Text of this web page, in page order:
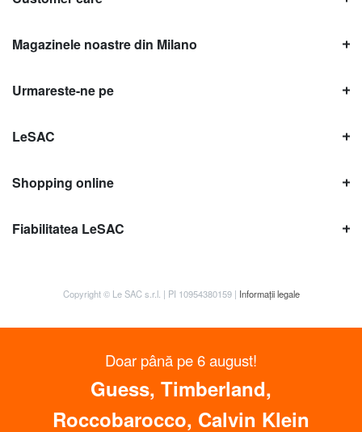
Magazinele noastre din Milano
Urmareste-ne pe
LeSAC
Shopping online
Fiabilitatea LeSAC
Copyright © Le SAC s.r.l. | PI 10954380159 | Informații legale
Doar până pe 6 august!
Guess, Timberland,
Roccobarocco, Calvin Klein